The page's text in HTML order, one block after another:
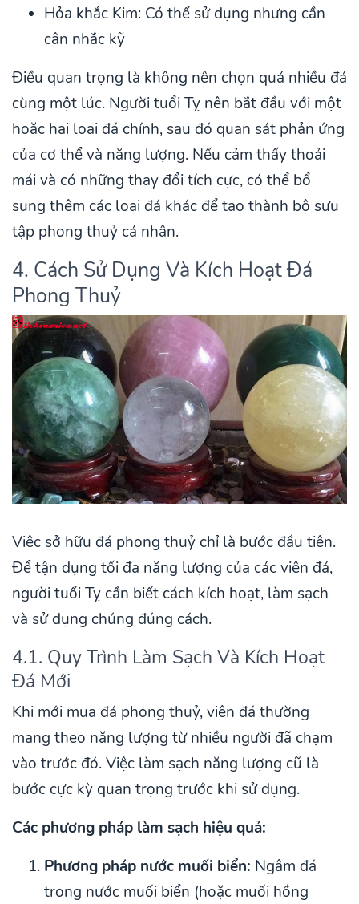
Hỏa khắc Kim: Có thể sử dụng nhưng cần
cân nhắc kỹ
Điều quan trọng là không nên chọn quá nhiều đá
cùng một lúc. Người tuổi Tỵ nên bắt đầu với một
hoặc hai loại đá chính, sau đó quan sát phản ứng
của cơ thể và năng lượng. Nếu cảm thấy thoải
mái và có những thay đổi tích cực, có thể bổ
sung thêm các loại đá khác để tạo thành bộ sưu
tập phong thuỷ cá nhân.
4. Cách Sử Dụng Và Kích Hoạt Đá
Phong Thuỷ
Việc sở hữu đá phong thuỷ chỉ là bước đầu tiên.
Để tận dụng tối đa năng lượng của các viên đá,
người tuổi Tỵ cần biết cách kích hoạt, làm sạch
và sử dụng chúng đúng cách.
4.1. Quy Trình Làm Sạch Và Kích Hoạt
Đá Mới
Khi mới mua đá phong thuỷ, viên đá thường
mang theo năng lượng từ nhiều người đã chạm
vào trước đó. Việc làm sạch năng lượng cũ là
bước cực kỳ quan trọng trước khi sử dụng.
Các phương pháp làm sạch hiệu quả:
Phương pháp nước muối biển: Ngâm đá
trong nước muối biển (hoặc muối hồng